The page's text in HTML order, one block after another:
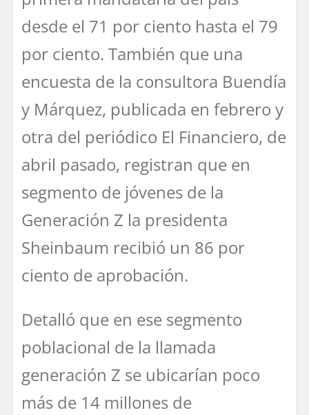
desde el 71 por ciento hasta el 79
por ciento. También que una
encuesta de la consultora Buendía
y Márquez, publicada en febrero y
otra del periódico El Financiero, de
abril pasado, registran que en
segmento de jóvenes de la
Generación Z la presidenta
Sheinbaum recibió un 86 por
ciento de aprobación.
Detalló que en ese segmento
poblacional de la llamada
generación Z se ubicarían poco
más de 14 millones de